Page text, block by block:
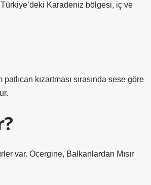
Karadeniz bölgesi, iç ve
kızartması sırasında sese göre
var. Ocergine, Balkanlardan Mısır